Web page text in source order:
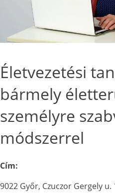
Életvezetési
bármely
személyre
módszerrel
Cím:
9022 Győr, Czuczor Gergely u.